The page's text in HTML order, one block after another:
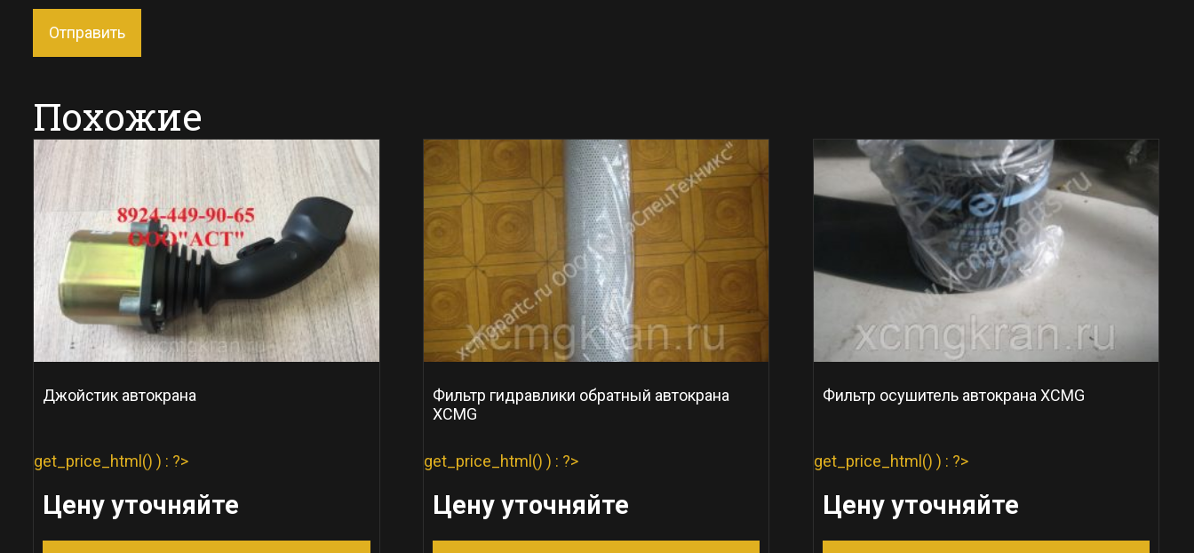
Похожие
Джойстик автокрана
get_price_html() ) : ?>
Цену уточняйте
Фильтр гидравлики обратный автокрана
XCMG
get_price_html() ) : ?>
Цену уточняйте
Фильтр осушитель автокрана XCMG
get_price_html() ) : ?>
Цену уточняйте